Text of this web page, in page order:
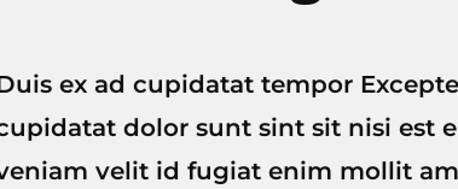
ex ad cupidatat tempor
dolor sunt sint sit nisi est
velit id fugiat enim mollit